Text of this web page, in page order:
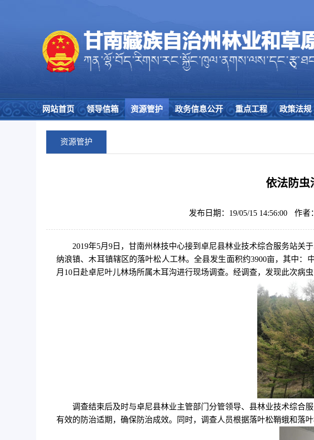
网站首页 领导信箱 资源管护 政务信息公开 重点工程 政策法规
资源管护
依法防虫
发布日期：19/05/15 14:56:00 作者
2019年5月9日，甘南州林技中心接到卓尼县林业技术综合服务站关
纳浪镇、木耳镇辖区的落叶松人工林。全县发生面积约3900亩，其中
月10日赴卓尼叶儿林场所属木耳沟进行现场调查。经调查，发现此次病
调查结束后及时与卓尼县林业主管部门分管领导、县林业技术综合
有效的防治适期，确保防治成效。同时，调查人员根据落叶松鞘蛾和落